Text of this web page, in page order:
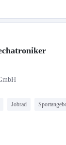
Jobrad